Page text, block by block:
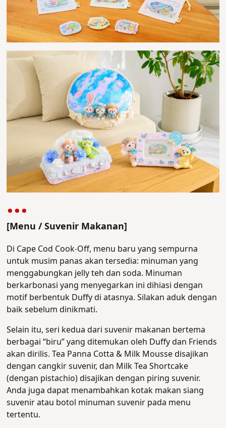
[Menu / Suvenir Makanan]
Di Cape Cod Cook-Off, menu baru yang sempurna
untuk musim panas akan tersedia: minuman yang
menggabungkan jelly teh dan soda. Minuman
berkarbonasi yang menyegarkan ini dihiasi dengan
motif berbentuk Duffy di atasnya. Silakan aduk dengan
baik sebelum dinikmati.
Selain itu, seri kedua dari suvenir makanan bertema
berbagai “biru” yang ditemukan oleh Duffy dan Friends
akan dirilis. Tea Panna Cotta & Milk Mousse disajikan
dengan cangkir suvenir, dan Milk Tea Shortcake
(dengan pistachio) disajikan dengan piring suvenir.
Anda juga dapat menambahkan kotak makan siang
suvenir atau botol minuman suvenir pada menu
tertentu.